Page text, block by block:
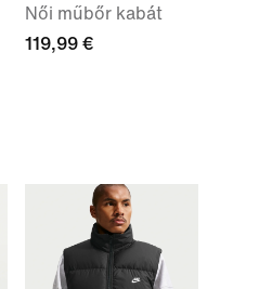
Női műbőr kabát
119,99 €